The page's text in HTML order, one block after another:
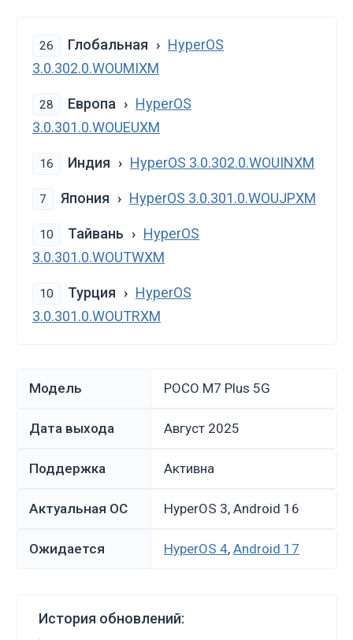
26 Глобальная
HyperOS
3.0.302.0.WOUMIXM
28 Европа
HyperOS
3.0.301.0.WOUEUXM
16 Индия HyperOS 3.0.302.0.WOUINXM
7 Япония HyperOS 3.0.301.0.WOUJPXM
10 Тайвань
HyperOS
3.0.301.0.WOUTWXM
10 Турция
HyperOS
3.0.301.0.WOUTRXM
Модель POCO M7 Plus 5G
Дата выхода август 2025
Поддержка Активна
Актуальная ОС HyperOS 3, Android 16
Ожидается HyperOS 4, Android 17
История обновлений: